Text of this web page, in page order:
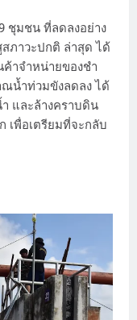
ชุมชน ที่ลดลงอย่าง
ภาวะปกติ ล่าสุด ได้
ค้าจำหน่ายของชำ
น้ำท่วมขังลดลง ได้
และล้างคราบดิน
เพื่อเตรียมที่จะกลับ